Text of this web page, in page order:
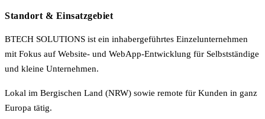
Standort & Einsatzgebiet
BTECH SOLUTIONS ist ein inhabergeführtes Einzelunternehmen
mit Fokus auf Website- und WebApp-Entwicklung für Selbstständige
und kleine Unternehmen.
Lokal im Bergischen Land (NRW) sowie remote für Kunden in ganz
Europa tätig.